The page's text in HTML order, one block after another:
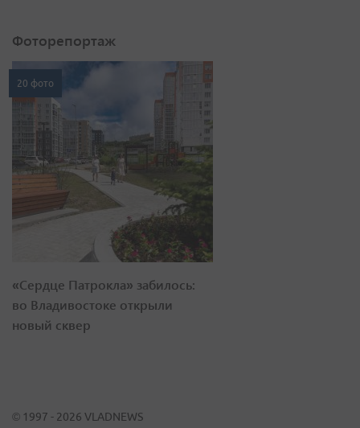
Фоторепортаж
20 фото
«Сердце Патрокла» забилось:
во Владивостоке открыли
новый сквер
© 1997 - 2026 VLADNEWS